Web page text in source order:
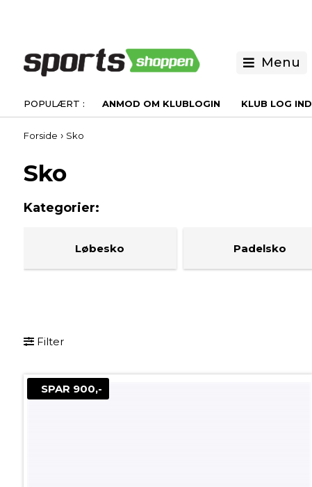
Menu
ANMOD OM KLUBLOGIN KLUB LOG IND
Forside › Sko
Sko
Løbesko Padelsko
Filter
SPAR 900,-